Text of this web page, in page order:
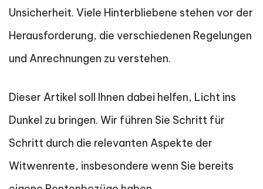
Unsicherheit. Viele Hinterbliebene stehen vor der
Herausforderung, die verschiedenen Regelungen
und Anrechnungen zu verstehen.
Dieser Artikel soll Ihnen dabei helfen, Licht ins
Dunkel zu bringen. Wir führen Sie Schritt für
Schritt durch die relevanten Aspekte der
Witwenrente, insbesondere wenn Sie bereits